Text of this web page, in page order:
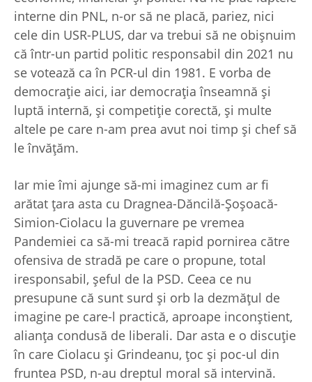
interne din PNL, n-or să ne placă, pariez, nici
cele din USR-PLUS, dar va trebui să ne obişnuim
că într-un partid politic responsabil din 2021 nu
se votează ca în PCR-ul din 1981. E vorba de
democraţie aici, iar democraţia înseamnă şi
luptă internă, şi competiţie corectă, şi multe
altele pe care n-am prea avut noi timp şi chef să
le învăţăm.
Iar mie îmi ajunge să-mi imaginez cum ar fi
arătat ţara asta cu Dragnea-Dăncilă-Şoşoacă-
Simion-Ciolacu la guvernare pe vremea
Pandemiei ca să-mi treacă rapid pornirea către
ofensiva de stradă pe care o propune, total
iresponsabil, şeful de la PSD. Ceea ce nu
presupune că sunt surd şi orb la dezmăţul de
imagine pe care-l practică, aproape inconştient,
alianţa condusă de liberali. Dar asta e o discuţie
în care Ciolacu şi Grindeanu, ţoc şi poc-ul din
fruntea PSD, n-au dreptul moral să intervină.